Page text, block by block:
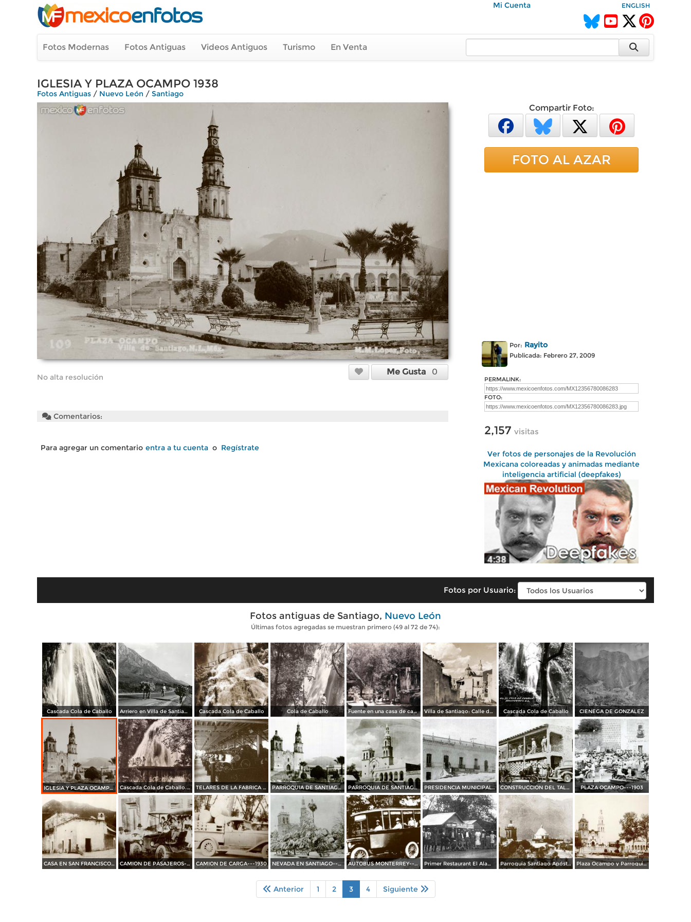
Mi Cuenta ENGLISH
Fotos Modernas Fotos Antiguas Videos Antiguos Turismo En Venta
IGLESIA Y PLAZA OCAMPO 1938
Fotos Antiguas / Nuevo León / Santiago
No alta resolución
Me Gusta 0
Comentarios:
Para agregar un comentario entra a tu cuenta o Regístrate
Compartir Foto:
FOTO AL AZAR
Por: Rayito
Publicada: Febrero 27, 2009
PERMALINK:
FOTO:
2,157 visitas
Ver fotos de personajes de la Revolución
Mexicana coloreadas y animadas mediante
inteligencia artificial (deepfakes)
Fotos por Usuario:
Fotos antiguas de Santiago, Nuevo León
Últimas fotos agregadas se muestran primero (49 al 72 de 74):
Cascada Cola de Caballo Arriero en Villa de Santiago Cascada Cola de Caballo Cola de Caballo Fuente en una casa de campo Villa de Santiago: Calle de Ignacio Zaragoza Cascada Cola de Caballo CIENEGA DE GONZALEZ
IGLESIA Y PLAZA OCAMPO 1938 Cascada Cola de Caballo. A 40 kms. al Sur de Monterrey TELARES DE LA FABRICA EL PORVENIR EN EL CERCADO---1936 PARROQUIA DE SANTIAGO APOSTOL---1939 PARROQUIA DE SANTIAGO APOSTOL---1938 PRESIDENCIA MUNICIPAL---1937 CONSTRUCCION DEL TALLER DE DON ABELARDO VILLARREAL---1935 PLAZA OCAMPO---1903
CASA EN SAN FRANCISCO---1914 CAMION DE PASAJEROS---1910 CAMION DE CARGA---1930 NEVADA EN SANTIAGO---1967 AUTOBUS MONTERREY--SANTIAGO--1914 Primer Restaurant El Alamo Parroquia Santiago Apóstol,1945 Plaza Ocampo y Parroquia Santiago Apóstol,Todavía sin escalones en el frente,1920
Anterior 1 2 3 4 Siguiente